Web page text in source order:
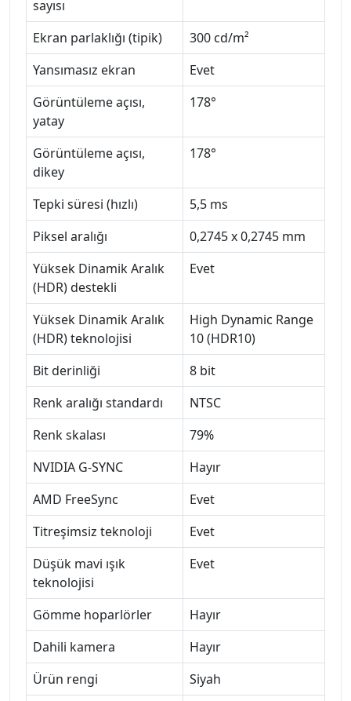
sayısı
Ekran parlaklığı (tipik)
300 cd/m²
Yansımasız ekran
Evet
Görüntüleme açısı,
yatay
178°
Görüntüleme açısı,
dikey
178°
Tepki süresi (hızlı)
5,5 ms
Piksel aralığı
0,2745 x 0,2745 mm
Yüksek Dinamik Aralık
(HDR) destekli
Evet
Yüksek Dinamik Aralık
(HDR) teknolojisi
High Dynamic Range
10 (HDR10)
Bit derinliği
8 bit
Renk aralığı standardı
NTSC
Renk skalası
79%
NVIDIA G-SYNC
Hayır
AMD FreeSync
Evet
Titreşimsiz teknoloji
Evet
Düşük mavi ışık
teknolojisi
Evet
Gömme hoparlörler
Hayır
Dahili kamera
Hayır
Ürün rengi
Siyah